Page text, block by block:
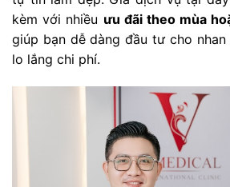
kèm với nhiều ưu đãi theo mùa
giúp bạn dễ dàng đầu tư cho
lo lắng chi phí.